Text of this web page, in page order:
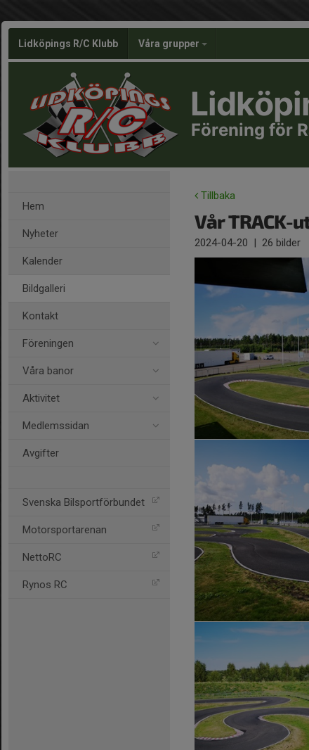
Lidköpings R/C Klubb Våra grupper
Förening för
Hem
Nyheter
Kalender
Bildgalleri
Kontakt
Föreningen
Våra banor
Aktivitet
Medlemssidan
Avgifter
Svenska Bilsportförbundet
Motorsportarenan
NettoRC
Rynos RC
Tillbaka
Vår TRACK-
2024-04-20 | 26 bilder